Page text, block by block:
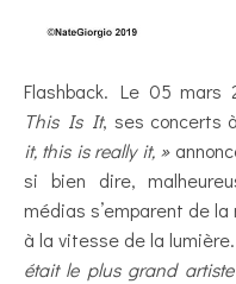
Flashback. Le 05 mars
This Is It, ses concerts
it, this is really it, »
si bien dire,
médias s’emparent de
à la vitesse de la lumière.
était le plus grand